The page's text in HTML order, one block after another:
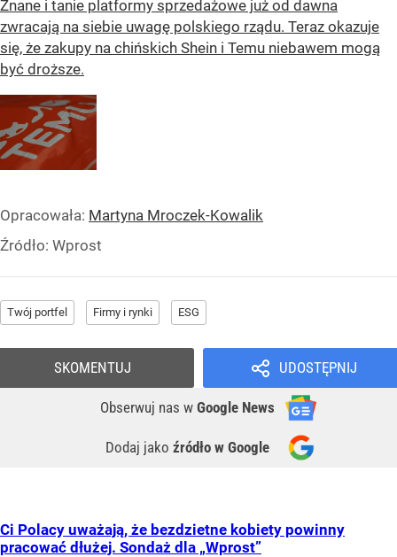
Znane i tanie platformy sprzedażowe już od dawna
zwracają na siebie uwagę polskiego rządu. Teraz okazuje
się, że zakupy na chińskich Shein i Temu niebawem mogą
być droższe.
Opracowała: Martyna Mroczek-Kowalik
Źródło: Wprost
Twój portfel Firmy i rynki ESG
UDOSTĘPNIJ
Obserwuj nas w Google News
Dodaj jako źródło w Google
SKOMENTUJ
Ci Polacy uważają, że bezdzietne kobiety powinny
pracować dłużej. Sondaż dla „Wprost”